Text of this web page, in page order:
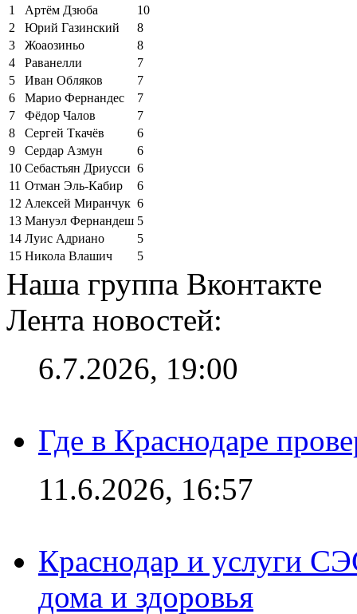
1
Артём Дзюба
10
2
Юрий Газинский
8
3
Жоаозиньо
8
4
Раванелли
7
5
Иван Обляков
7
6
Марио Фернандес
7
7
Фёдор Чалов
7
8
Сергей Ткачёв
6
9
Сердар Азмун
6
10 Себастьян Дриусси 6
11 Отман Эль-Кабир
6
12 Алексей Миранчук 6
13 Мануэл Фернандеш 5
14 Луис Адриано
5
15 Никола Влашич 5
Наша группа Вконтакте
Лента новостей:
6.7.2026, 19:00
Где в Краснодаре
11.6.2026, 16:57
Краснодар и услуги
дома и здоровья